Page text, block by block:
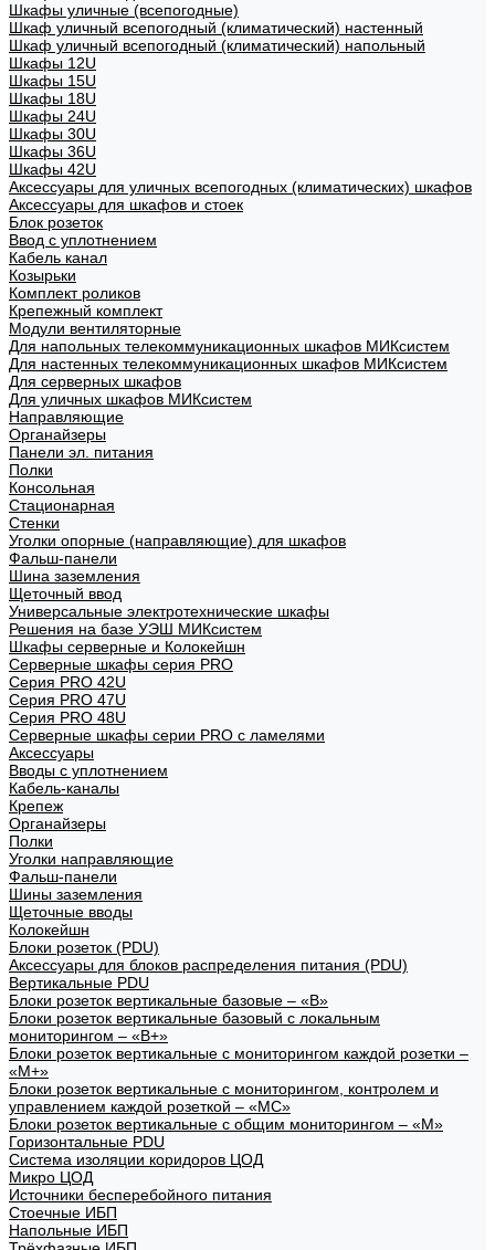
Шкафы уличные (всепогодные)
Шкаф уличный всепогодный (климатический) настенный
Шкаф уличный всепогодный (климатический) напольный
Шкафы 12U
Шкафы 15U
Шкафы 18U
Шкафы 24U
Шкафы 30U
Шкафы 36U
Шкафы 42U
Аксессуары для уличных всепогодных (климатических) шкафов
Аксессуары для шкафов и стоек
Блок розеток
Ввод с уплотнением
Кабель канал
Козырьки
Комплект роликов
Крепежный комплект
Модули вентиляторные
Для напольных телекоммуникационных шкафов МИКсистем
Для настенных телекоммуникационных шкафов МИКсистем
Для серверных шкафов
Для уличных шкафов МИКсистем
Направляющие
Органайзеры
Панели эл. питания
Полки
Консольная
Стационарная
Стенки
Уголки опорные (направляющие) для шкафов
Фальш-панели
Шина заземления
Щеточный ввод
Универсальные электротехнические шкафы
Решения на базе УЭШ МИКсистем
Шкафы серверные и Колокейшн
Серверные шкафы серия PRO
Серия PRO 42U
Серия PRO 47U
Серия PRO 48U
Серверные шкафы серии PRO с ламелями
Аксессуары
Вводы с уплотнением
Кабель-каналы
Крепеж
Органайзеры
Полки
Уголки направляющие
Фальш-панели
Шины заземления
Щеточные вводы
Колокейшн
Блоки розеток (PDU)
Аксессуары для блоков распределения питания (PDU)
Вертикальные PDU
Блоки розеток вертикальные базовые – «В»
Блоки розеток вертикальные базовый с локальным
мониторингом – «В+»
Блоки розеток вертикальные с мониторингом каждой розетки –
«М+»
Блоки розеток вертикальные с мониторингом, контролем и
управлением каждой розеткой – «МС»
Блоки розеток вертикальные с общим мониторингом – «М»
Горизонтальные PDU
Система изоляции коридоров ЦОД
Микро ЦОД
Источники бесперебойного питания
Стоечные ИБП
Напольные ИБП